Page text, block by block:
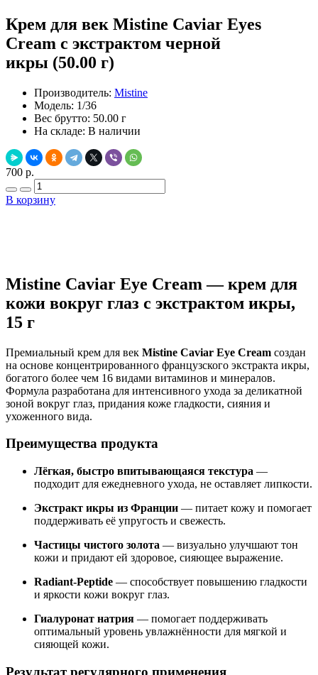
Крем для век Mistine Caviar Eyes
Cream с экстрактом черной
икры (50.00 г)
Производитель: Mistine
Модель: 1/36
Вес брутто: 50.00 г
На складе: В наличии
700 р.
В корзину
Mistine Caviar Eye Cream — крем для
кожи вокруг глаз с экстрактом икры,
15 г
Премиальный крем для век Mistine Caviar Eye Cream создан
на основе концентрированного французского экстракта икры,
богатого более чем 16 видами витаминов и минералов.
Формула разработана для интенсивного ухода за деликатной
зоной вокруг глаз, придания коже гладкости, сияния и
ухоженного вида.
Преимущества продукта
Лёгкая, быстро впитывающаяся текстура —
подходит для ежедневного ухода, не оставляет липкости.
Экстракт икры из Франции — питает кожу и помогает
поддерживать её упругость и свежесть.
Частицы чистого золота — визуально улучшают тон
кожи и придают ей здоровое, сияющее выражение.
Radiant-Peptide — способствует повышению гладкости
и яркости кожи вокруг глаз.
Гиалуронат натрия — помогает поддерживать
оптимальный уровень увлажнённости для мягкой и
сияющей кожи.
Результат регулярного применения